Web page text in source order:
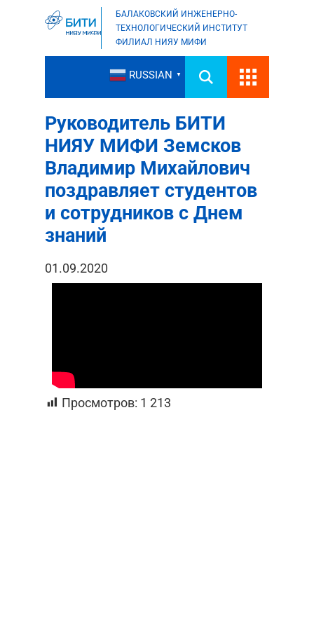
БАЛАКОВСКИЙ ИНЖЕНЕРНО-
ТЕХНОЛОГИЧЕСКИЙ ИНСТИТУТ
ФИЛИАЛ НИЯУ МИФИ
RUSSIAN ▼
Руководитель БИТИ
НИЯУ МИФИ Земсков
Владимир Михайлович
поздравляет студентов
и сотрудников с Днем
знаний
01.09.2020
Просмотров: 1 213